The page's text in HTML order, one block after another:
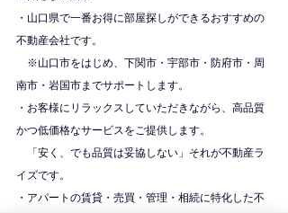
・山口県で一番お得に部屋探しができるおすすめの
不動産会社です。
※山口市をはじめ、下関市・宇部市・防府市・周
南市・岩国市までサポートします。
・お客様にリラックスしていただきながら、高品質
かつ低価格なサービスをご提供します。
「安く、でも品質は妥協しない」それが不動産ラ
イズです。
・アパートの賃貸・売買・管理・相続に特化した不